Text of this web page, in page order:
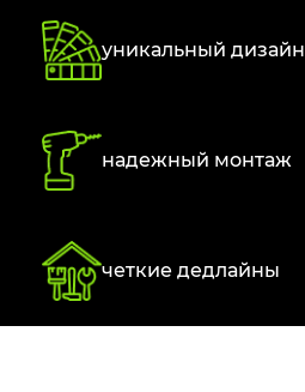
уникальный дизайн
надежный монтаж
четкие дедлайны